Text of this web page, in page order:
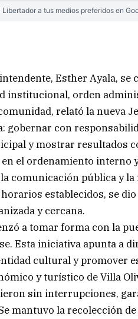
Libertador a tus medios preferidos en
Esther Ayala,
institucional, orden
relató la nueva
gobernar con
y mostrar resultados
el ordenamiento interno
comunicación pública y
establecidos, se
y cercana.
a tomar forma con la
Esta iniciativa apunta a
cultural y promover
y turístico de Villa
sin interrupciones,
mantuvo la recolección